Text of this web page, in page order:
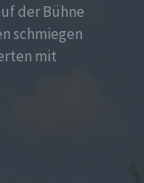
der Bühne
schmiegen
mit